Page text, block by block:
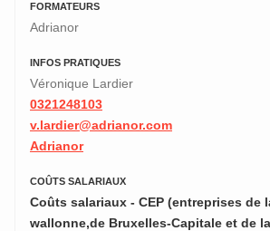
FORMATEURS
Adrianor
INFOS PRATIQUES
Véronique Lardier
0321248103
v.lardier@adrianor.com
Adrianor
COÛTS SALARIAUX
Coûts salariaux - CEP (entreprises de
wallonne,de Bruxelles-Capitale et de